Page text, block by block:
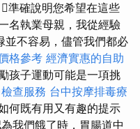
準確說明您希望在這些
名執業母親，我從經驗
並不容易，儘管我們都必
格參考 經濟實惠的自助
孩子運動可能是一項挑
查服務 台中按摩排毒療
何既有用又有趣的提示
我們餓了時，胃腸道中